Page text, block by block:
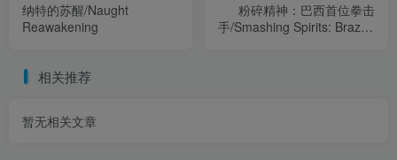
纳特的苏醒/Naught
Reawakening
粉碎精神：巴西首位拳击
手/Smashing Spirits: Brazil’s
相关推荐
暂无相关文章